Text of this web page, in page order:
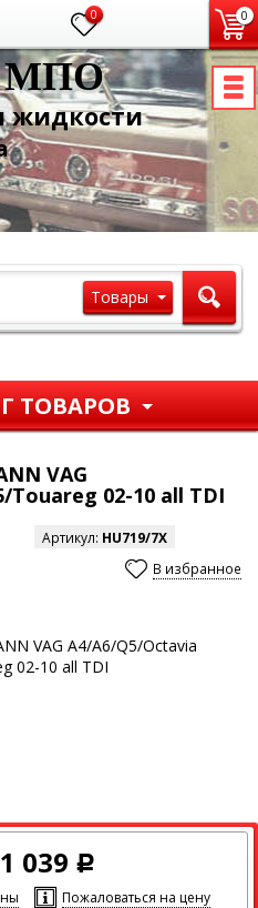
0 0
МПО
жидкости
Товары
ТОВАРОВ
VAG
Touareg 02-10 all TDI
Артикул: HU719/7X
В избранное
1 039 Р
Пожаловаться на цену